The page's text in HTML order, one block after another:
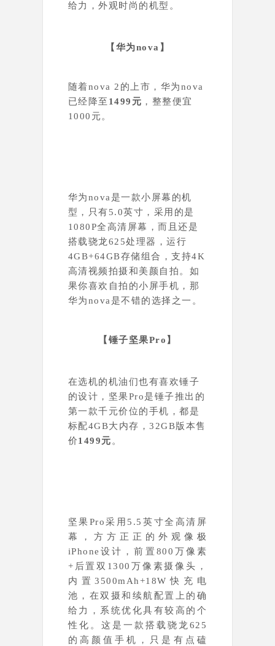
给力，外观时尚的机型。
【华为nova 】
随着nova 2的上市，华为nova
已经降至 1499元 ，整整便宜
1000元。
华为nova是一款小屏幕的机
型，只有5.0英寸，采用的是
1080P全高清屏幕，而且还是
搭载骁龙625处理器，运行
4GB+64GB存储组合，支持4K
高清视频拍摄和美颜自拍。如
果你喜欢自拍的小屏手机，那
华为nova是不错的选择之一。
【锤子坚果Pro 】
在选机的机油们也有喜欢锤子
的设计，坚果Pro是锤子推出的
第一款千元价位的手机，都是
标配4GB大内存，32GB版本售
价1499元 。
坚果Pro采用5.5英寸全高清屏
幕，方方正正的外观像极
iPhone设计，前置800万像素
+ 后置双1300万像素摄像头，
内置3500mAh+18W快充电
池，在双摄和续航配置上的确
给力，系统优化具有较高的个
性化。这是一款搭载骁龙625
的高颜值手机，只是有点磕